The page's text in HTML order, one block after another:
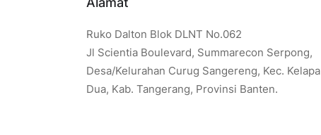
Ruko Dalton Blok DLNT No.062
Jl Scientia Boulevard, Summarecon Serpong,
Desa/Kelurahan Curug Sangereng, Kec. Kelapa
Dua, Kab. Tangerang, Provinsi Banten.